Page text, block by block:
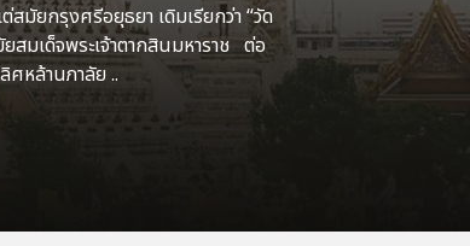
มัยกรุงศรีอยุธยา เดิมเรียกว่า “วัด
สมเด็จพระเจ้าตากสินมหาราช ต่อ
ศหล้านภาลัย ..